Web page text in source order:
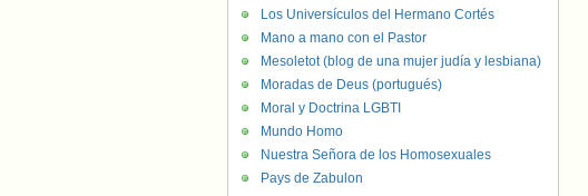
Los Universículos del Hermano Cortés
Mano a mano con el Pastor
Mesoletot (blog de una mujer judía y lesbiana)
Moradas de Deus (portugués)
Moral y Doctrina LGBTI
Mundo Homo
Nuestra Señora de los Homosexuales
Pays de Zabulon